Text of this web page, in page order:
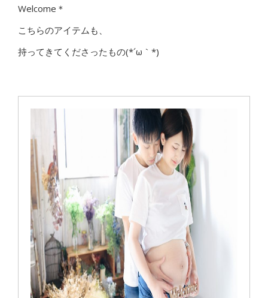
Welcome＊
こちらのアイテムも、
持ってきてくださったもの(*´ω｀*)